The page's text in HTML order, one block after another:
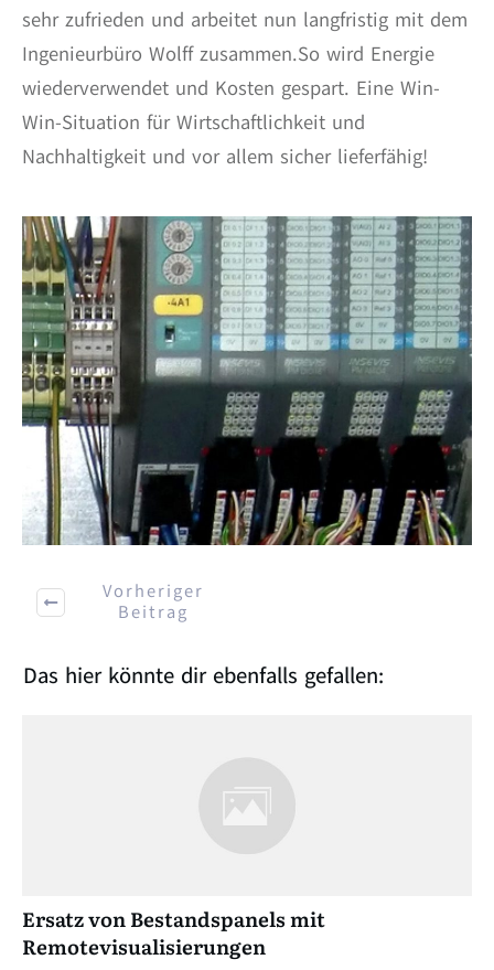
sehr zufrieden und arbeitet nun langfristig mit dem
Ingenieurbüro Wolff zusammen.So wird Energie
wiederverwendet und Kosten gespart. Eine Win-
Win-Situation für Wirtschaftlichkeit und
Nachhaltigkeit und vor allem sicher lieferfähig!
Vorheriger
Beitrag
Das hier könnte dir ebenfalls gefallen:
Ersatz von Bestandspanels mit
Remotevisualisierungen